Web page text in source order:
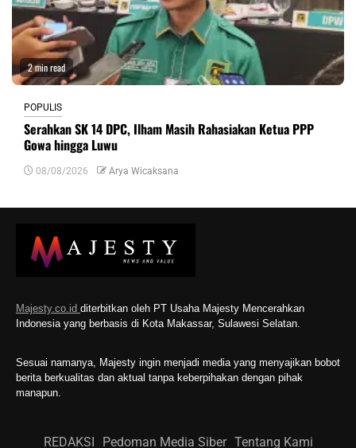
2 min read
POPULIS
Serahkan SK 14 DPC, Ilham Masih Rahasiakan Ketua PPP
Gowa hingga Luwu
08/08/2026 Arya Wicaksana
Majesty.co.id diterbitkan oleh PT Usaha Majesty Mencerahkan
Indonesia yang berbasis di Kota Makassar, Sulawesi Selatan.
Sesuai namanya, Majesty ingin menjadi media yang menyajikan bobot
berita berkualitas dan aktual tanpa keberpihakan dengan pihak
manapun.
REDAKSI Pedoman Media Siber Tentang Kami